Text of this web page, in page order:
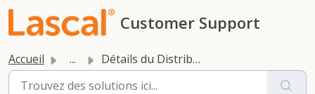
Passer au contenu principal
Customer Support
Accueil ... Détails du Distributeur